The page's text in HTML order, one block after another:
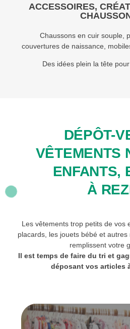
ACCESSOIRES,
Chaussons en cuir souple,
couvertures de naissance,
Des idées plein la tête
DÉPÔT-
VÊTEMENTS
ENFANTS,
À
Les vêtements trop petits de vos
placards, les jouets bébé et
remplissent votre
Il est temps de faire du tri et
déposant vos articles